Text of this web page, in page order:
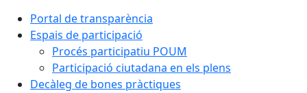
Portal de transparència
Espais de participació
Procés participatiu POUM
Participació ciutadana en els plens
Decàleg de bones pràctiques